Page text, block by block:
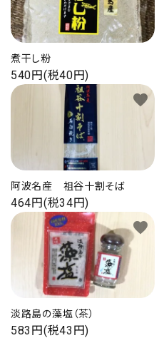
煮干し粉
540円(税40円)
阿波名産 祖谷十割そば
464円(税34円)
favorite
淡路島の藻塩（茶）
583円(税43円)
favorite